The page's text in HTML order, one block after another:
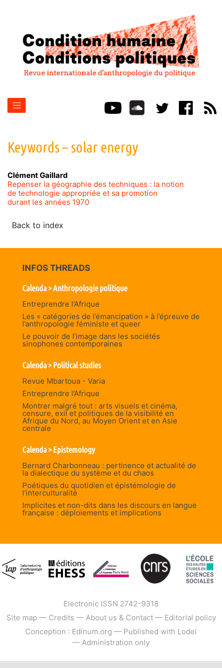
Keywords – solar energy
ClémentGaillard
Repenser la géographie des techniques : la notion
de technologie appropriée et sa promotion
durant les années 1970
Back to index
INFOS THREADS
Calenda > Anthropologie politique
Entreprendre l’Afrique
Les « catégories de l’émancipation » à l’épreuve de
l’anthropologie féministe et queer
Le pouvoir de l’image dans les sociétés
sinophones contemporaines
Calenda > Political studies
Revue Mbartoua - Varia
Entreprendre l’Afrique
Montrer malgré tout : arts visuels et cinéma,
censure, exil et politiques de la visibilité en
Afrique du Nord, au Moyen Orient et en Asie
centrale
Calenda > Epistemology
Bernard Charbonneau : pertinence et actualité de
la dialectique du système et du chaos
Poétiques du quotidien et épistémologie de
l’interculturalité
Implicites et non-dits dans les discours en langue
française : déploiements et implications
Electronic ISSN 2742-9318
Site map— Credits — About us & Contact— Editorial policy
Conception : Edinum.org — Published with Lodel
— Administration only